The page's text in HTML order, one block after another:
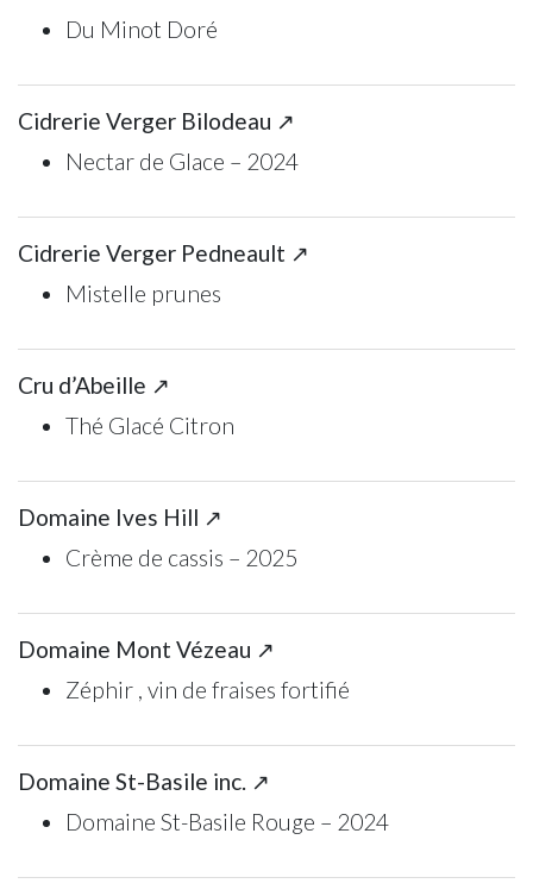
Du Minot Doré
Cidrerie Verger Bilodeau ↗
Nectar de Glace – 2024
Cidrerie Verger Pedneault ↗
Mistelle prunes
Cru d’Abeille ↗
Thé Glacé Citron
Domaine Ives Hill ↗
Crème de cassis – 2025
Domaine Mont Vézeau ↗
Zéphir , vin de fraises fortifié
Domaine St-Basile inc. ↗
Domaine St-Basile Rouge – 2024